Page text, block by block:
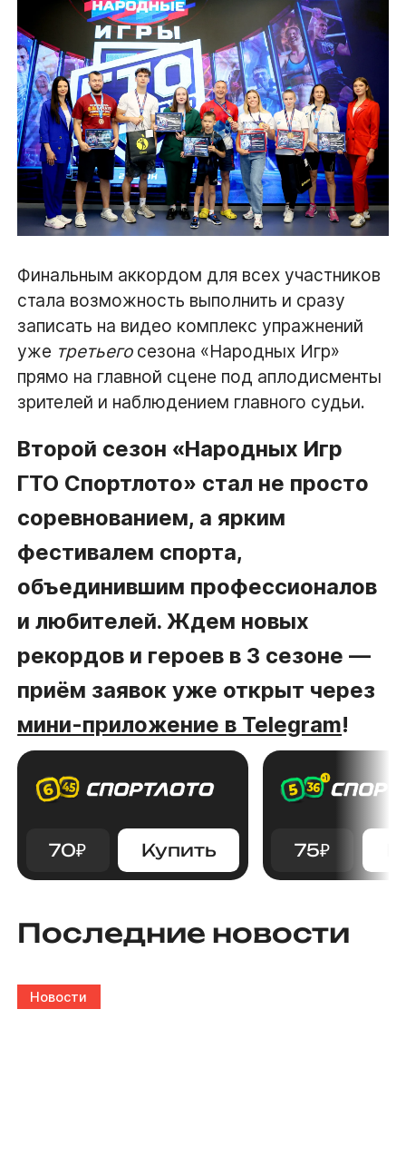
Финальным аккордом для всех участников
стала возможность выполнить и сразу
записать на видео комплекс упражнений
уже третьегосезона «Народных Игр»
прямо на главной сцене под аплодисменты
зрителей и наблюдением главного судьи.
Второй сезон «Народных Игр
ГТО Спортлото» стал не просто
соревнованием, а ярким
фестивалем спорта,
объединившим профессионалов
и любителей. Ждем новых
рекордов и героев в 3 сезоне —
приём заявок уже открыт через
мини-приложение в Telegram!
70₽ Купить 75₽
Последние новости
Новости